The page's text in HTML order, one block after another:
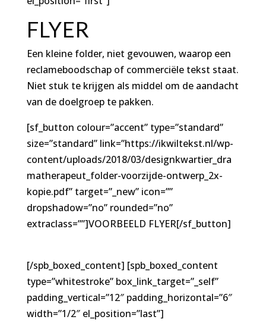
FLYER
Een kleine folder, niet gevouwen, waarop een
reclameboodschap of commerciële tekst staat.
Niet stuk te krijgen als middel om de aandacht
van de doelgroep te pakken.
[sf_button colour=”accent” type=”standard”
size=”standard” link=”https://ikwiltekst.nl/wp-
content/uploads/2018/03/designkwartier_dra
matherapeut_folder-voorzijde-ontwerp_2x-
kopie.pdf” target=”_new” icon=””
dropshadow=”no” rounded=”no”
extraclass=””]VOORBEELD FLYER[/sf_button]
[/spb_boxed_content] [spb_boxed_content
type=”whitestroke” box_link_target=”_self”
padding_vertical=”12″ padding_horizontal=”6″
width=”1/2″ el_position=”last”]